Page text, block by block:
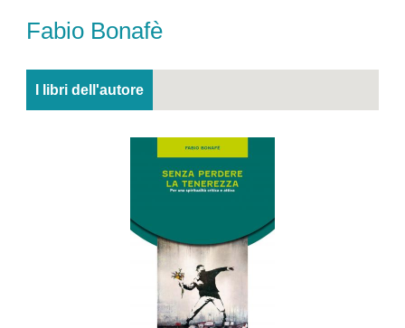
Fabio Bonafè
I libri dell'autore